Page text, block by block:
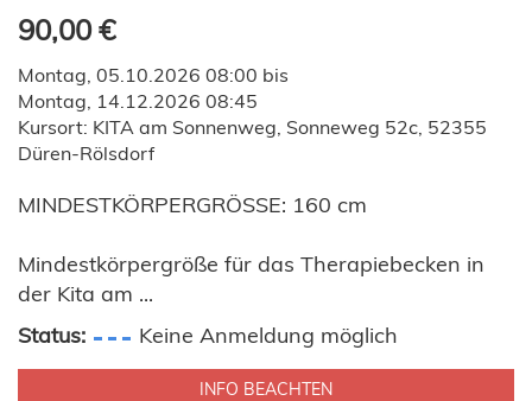
90,00 €
Montag, 05.10.2026 08:00 bis
Montag, 14.12.2026 08:45
Kursort: KITA am Sonnenweg, Sonneweg 52c, 52355
Düren-Rölsdorf
MINDESTKÖRPERGRÖSSE: 160 cm
Mindestkörpergröße für das Therapiebecken in
der Kita am ...
Status:
Keine Anmeldung möglich
INFO BEACHTEN